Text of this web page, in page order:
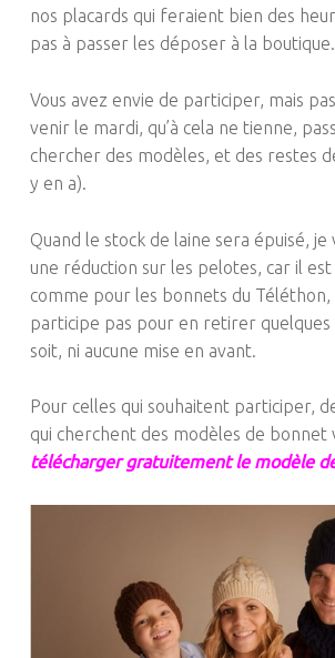
nos placards qui feraient bien des
pas à passer les déposer à la boutique.
Vous avez envie de participer, mais
venir le mardi, qu’à cela ne tienne,
chercher des modèles, et des restes
y en a).
Quand le stock de laine sera épuisé,
une réduction sur les pelotes, car il est
comme pour les bonnets du Téléthon,
participe pas pour en retirer
soit, ni aucune mise en avant.
Pour celles qui souhaitent participer,
qui cherchent des modèles de bonnet
télécharger gratuitement le modèle